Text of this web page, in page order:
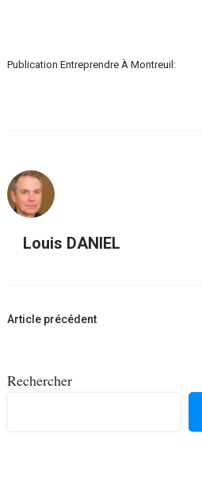
Publication Entreprendre À Montreuil:
Louis DANIEL
Navigation
Article précédent
Rechercher